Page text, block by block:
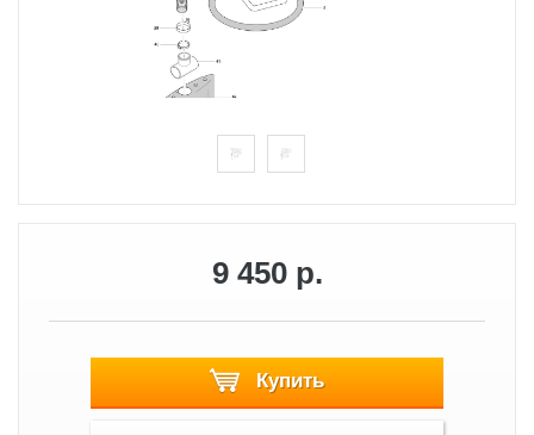
9 450 р.
Купить